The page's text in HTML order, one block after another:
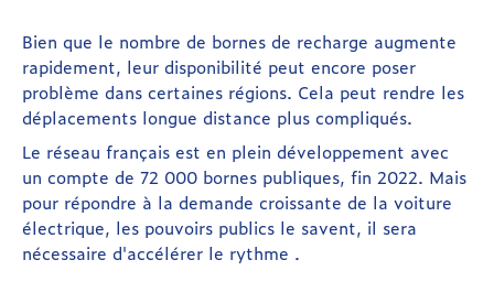
Bien que le nombre de bornes de recharge augmente
rapidement, leur disponibilité peut encore poser
problème dans certaines régions. Cela peut rendre les
déplacements longue distance plus compliqués.
Le réseau français est en plein développement avec
un compte de 72 000 bornes publiques, fin 2022. Mais
pour répondre à la demande croissante de la voiture
électrique, les pouvoirs publics le savent, il sera
nécessaire d'accélérer le rythme .